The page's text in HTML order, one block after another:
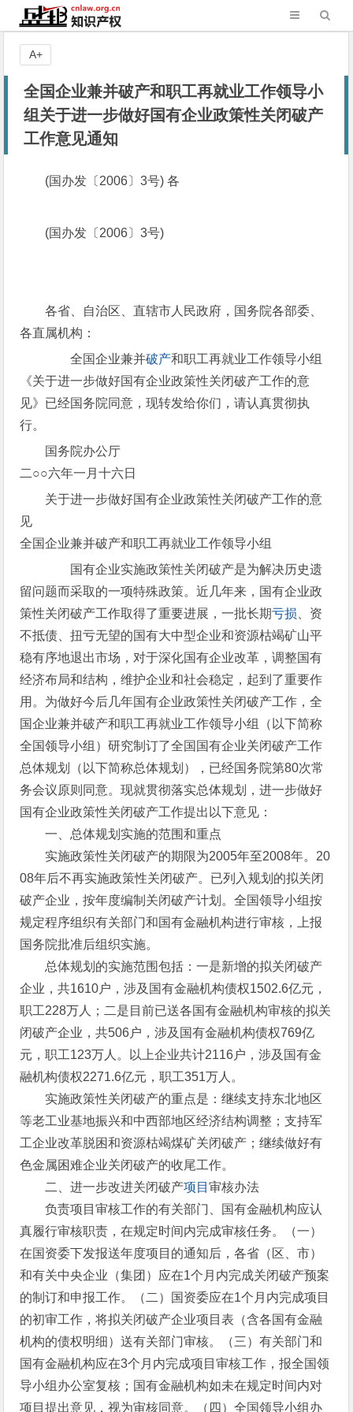
全国企业兼并破产和职工再就业工作领导小
组关于进一步做好国有企业政策性关闭破产
工作意见通知
(国办发〔2006〕3号) 各
(国办发〔2006〕3号)
各省、自治区、直辖市人民政府，国务院各部委、
各直属机构：
全国企业兼并破产和职工再就业工作领导小组
《关于进一步做好国有企业政策性关闭破产工作的意
见》已经国务院同意，现转发给你们，请认真贯彻执
行。
国务院办公厅
二○○六年一月十六日
关于进一步做好国有企业政策性关闭破产工作的意
见
全国企业兼并破产和职工再就业工作领导小组
国有企业实施政策性关闭破产是为解决历史遗
留问题而采取的一项特殊政策。近几年来，国有企业政
策性关闭破产工作取得了重要进展，一批长期亏损 、资
不抵债、扭亏无望的国有大中型企业和资源枯竭矿山平
稳有序地退出市场，对于深化国有企业改革，调整国有
经济布局和结构，维护企业和社会稳定，起到了重要作
用。为做好今后几年国有企业政策性关闭破产工作，全
国企业兼并破产和职工再就业工作领导小组（以下简称
全国领导小组）研究制订了全国国有企业关闭破产工作
总体规划（以下简称总体规划），已经国务院第80次常
务会议原则同意。现就贯彻落实总体规划，进一步做好
国有企业政策性关闭破产工作提出以下意见：
一、总体规划实施的范围和重点
实施政策性关闭破产的期限为2005年至2008年。20
08年后不再实施政策性关闭破产。已列入规划的拟关闭
破产企业，按年度编制关闭破产计划。全国领导小组按
规定程序组织有关部门和国有金融机构进行审核，上报
国务院批准后组织实施。
总体规划的实施范围包括：一是新增的拟关闭破产
企业，共1610户，涉及国有金融机构债权1502.6亿元，
职工228万人；二是目前已送各国有金融机构审核的拟关
闭破产企业，共506户，涉及国有金融机构债权769亿
元，职工123万人。以上企业共计2116户，涉及国有金
融机构债权2271.6亿元，职工351万人。
实施政策性关闭破产的重点是：继续支持东北地区
等老工业基地振兴和中西部地区经济结构调整；支持军
工企业改革脱困和资源枯竭煤矿关闭破产；继续做好有
色金属困难企业关闭破产的收尾工作。
二、进一步改进关闭破产项目审核办法
负责项目审核工作的有关部门、国有金融机构应认
真履行审核职责，在规定时间内完成审核任务。（一）
在国资委下发报送年度项目的通知后，各省（区、市）
和有关中央企业（集团）应在1个月内完成关闭破产预案
的制订和申报工作。（二）国资委应在1个月内完成项目
的初审工作，将拟关闭破产企业项目表（含各国有金融
机构的债权明细）送有关部门审核。（三）有关部门和
国有金融机构应在3个月内完成项目审核工作，报全国领
导小组办公室复核；国有金融机构如未在规定时间内对
项目提出意见，视为审核同意。（四）全国领导小组办
A+